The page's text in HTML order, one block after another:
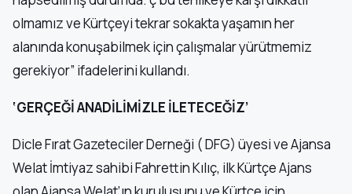
olmamız ve Kürtçeyi tekrar sokakta yaşamın her
alanında konuşabilmek için çalışmalar yürütmemiz
gerekiyor” ifadelerini kullandı.
‘GERÇEĞİ ANADİLİMİZLE İLETECEĞİZ’
Dicle Fırat Gazeteciler Derneği ( DFG) üyesi ve Ajansa
Welat İmtiyaz sahibi Fahrettin Kılıç, ilk Kürtçe Ajans